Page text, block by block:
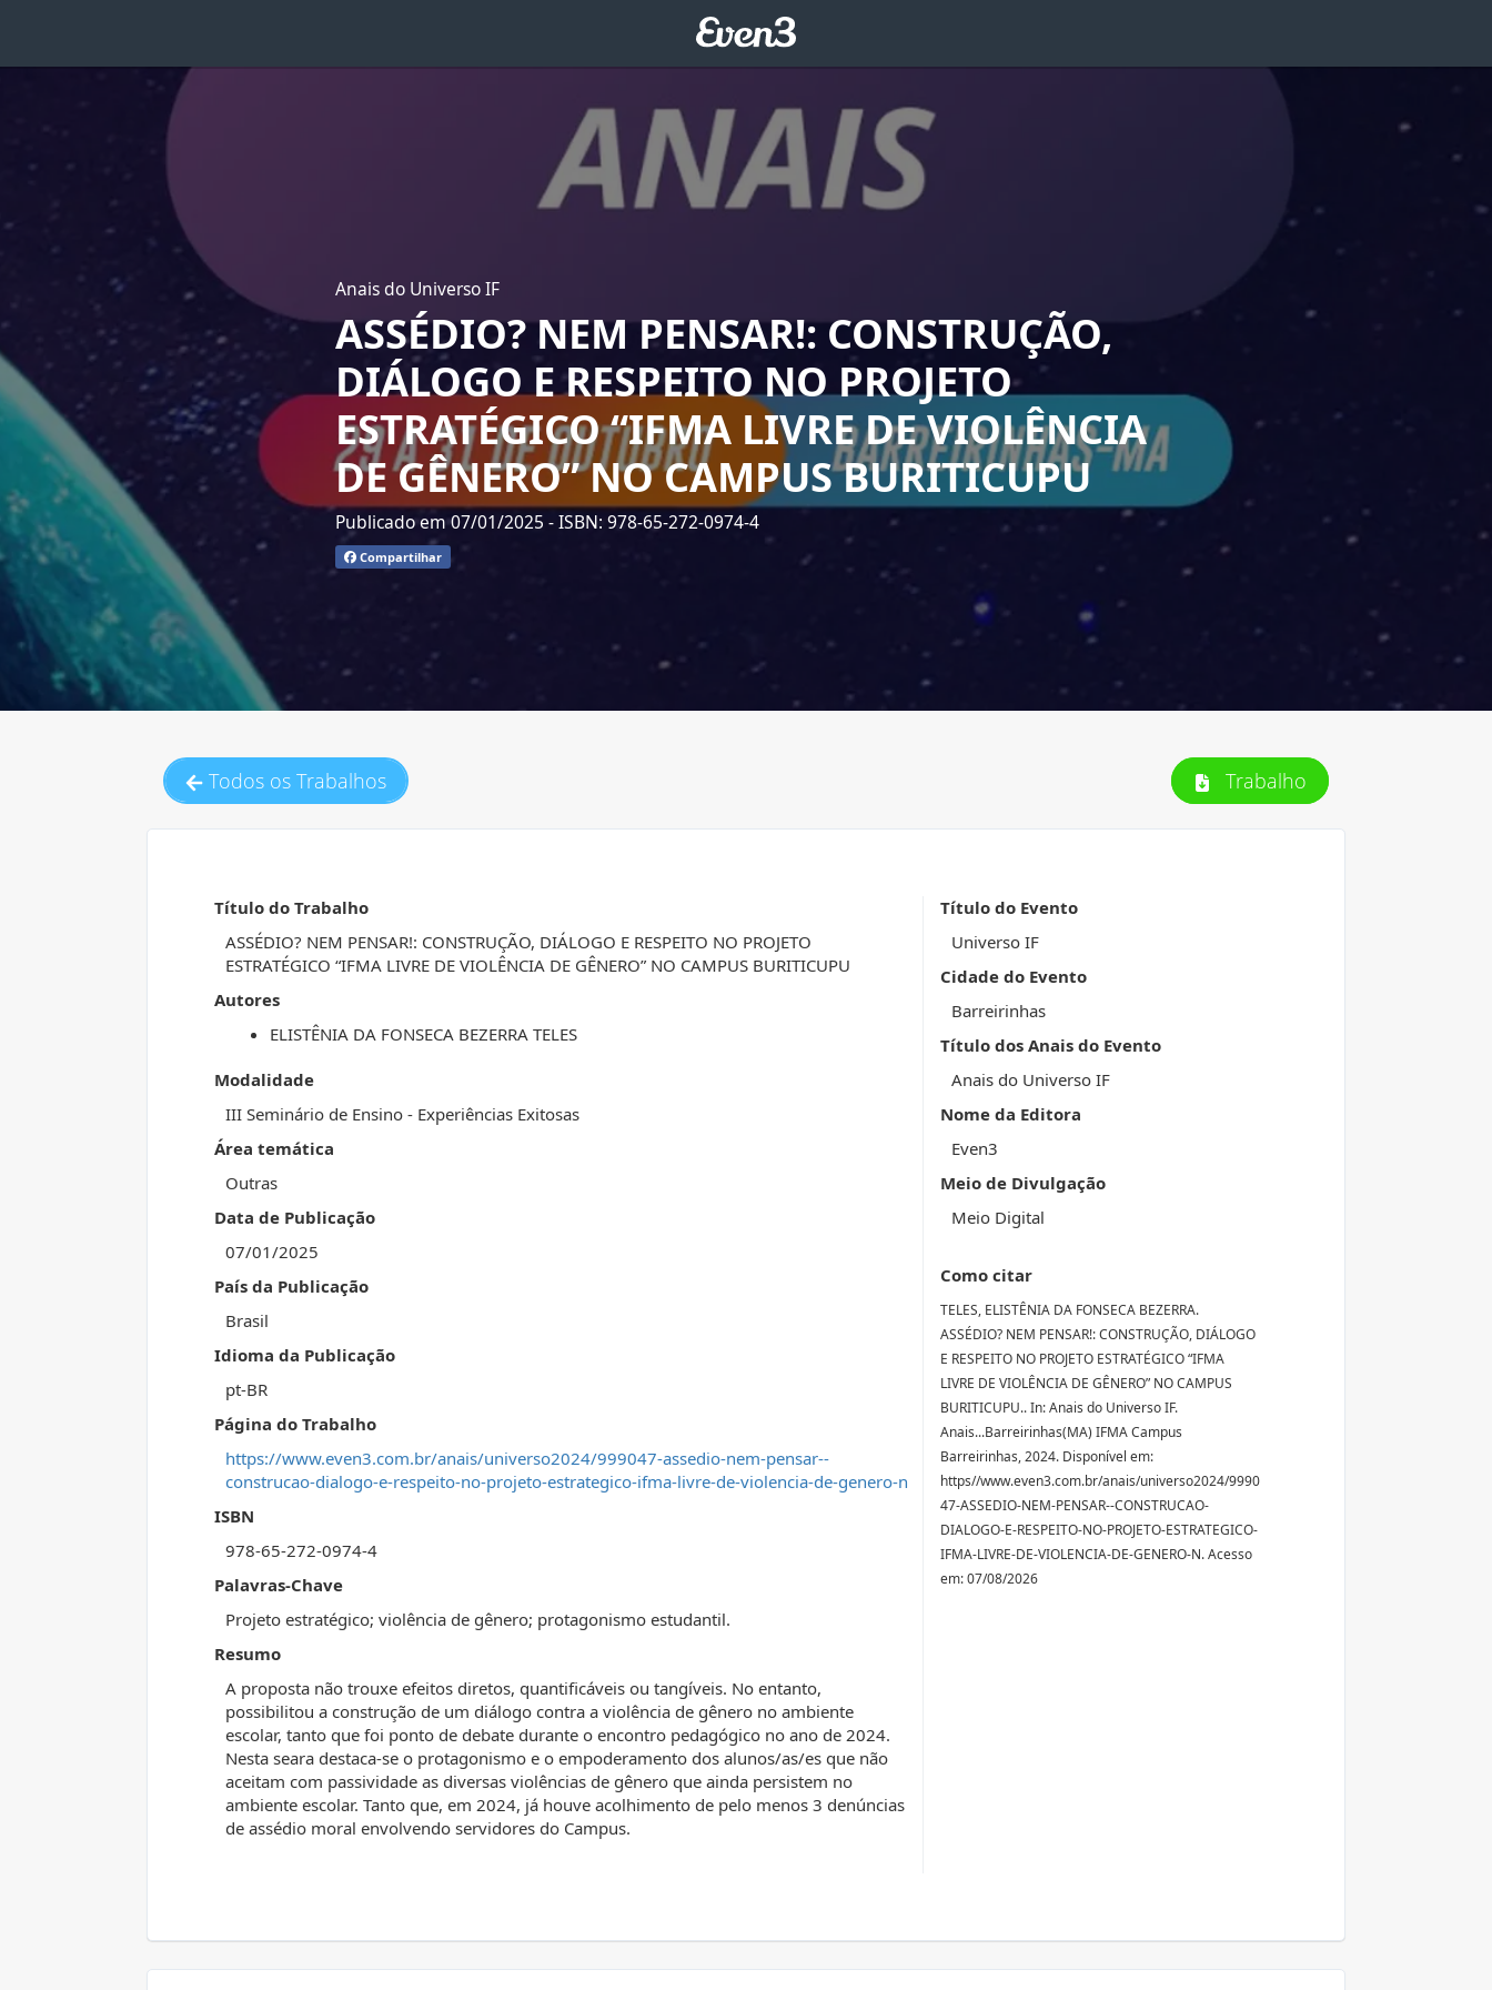
Anais do Universo IF
ASSÉDIO? NEM PENSAR!: CONSTRUÇÃO,
DIÁLOGO E RESPEITO NO PROJETO
ESTRATÉGICO “IFMA LIVRE DE VIOLÊNCIA
DE GÊNERO” NO CAMPUS BURITICUPU
Publicado em 07/01/2025- ISBN: 978-65-272-0974-4
Compartilhar
Todos os Trabalhos Trabalho
Título do Trabalho
ASSÉDIO? NEM PENSAR!: CONSTRUÇÃO, DIÁLOGO E RESPEITO NO PROJETO
ESTRATÉGICO “IFMA LIVRE DE VIOLÊNCIA DE GÊNERO” NO CAMPUS BURITICUPU
Autores
ELISTÊNIA DA FONSECA BEZERRA TELES
Modalidade
III Seminário de Ensino - Experiências Exitosas
Área temática
Outras
Data de Publicação
07/01/2025
País da Publicação
Brasil
Idioma da Publicação
pt-BR
Página do Trabalho
https://www.even3.com.br/anais/universo2024/999047-assedio-nem-pensar--
construcao-dialogo-e-respeito-no-projeto-estrategico-ifma-livre-de-violencia-de-genero-n
ISBN
978-65-272-0974-4
Palavras-Chave
Projeto estratégico; violência de gênero; protagonismo estudantil.
Resumo
A proposta não trouxe efeitos diretos, quantificáveis ou tangíveis. No entanto,
possibilitou a construção de um diálogo contra a violência de gênero no ambiente
escolar, tanto que foi ponto de debate durante o encontro pedagógico no ano de 2024.
Nesta seara destaca-se o protagonismo e o empoderamento dos alunos/as/es que não
aceitam com passividade as diversas violências de gênero que ainda persistem no
ambiente escolar. Tanto que, em 2024, já houve acolhimento de pelo menos 3 denúncias
de assédio moral envolvendo servidores do Campus.
Título do Evento
Universo IF
Cidade do Evento
Barreirinhas
Título dos Anais do Evento
Anais do Universo IF
Nome da Editora
Even3
Meio de Divulgação
Meio Digital
Como citar
TELES, ELISTÊNIA DA FONSECA BEZERRA.
ASSÉDIO? NEM PENSAR!: CONSTRUÇÃO, DIÁLOGO
E RESPEITO NO PROJETO ESTRATÉGICO “IFMA
LIVRE DE VIOLÊNCIA DE GÊNERO” NO CAMPUS
BURITICUPU.. In: Anais do Universo IF.
Anais...Barreirinhas(MA) IFMA Campus
Barreirinhas, 2024. Disponível em:
https//www.even3.com.br/anais/universo2024/9990
47-ASSEDIO-NEM-PENSAR--CONSTRUCAO-
DIALOGO-E-RESPEITO-NO-PROJETO-ESTRATEGICO-
IFMA-LIVRE-DE-VIOLENCIA-DE-GENERO-N. Acesso
em: 07/08/2026